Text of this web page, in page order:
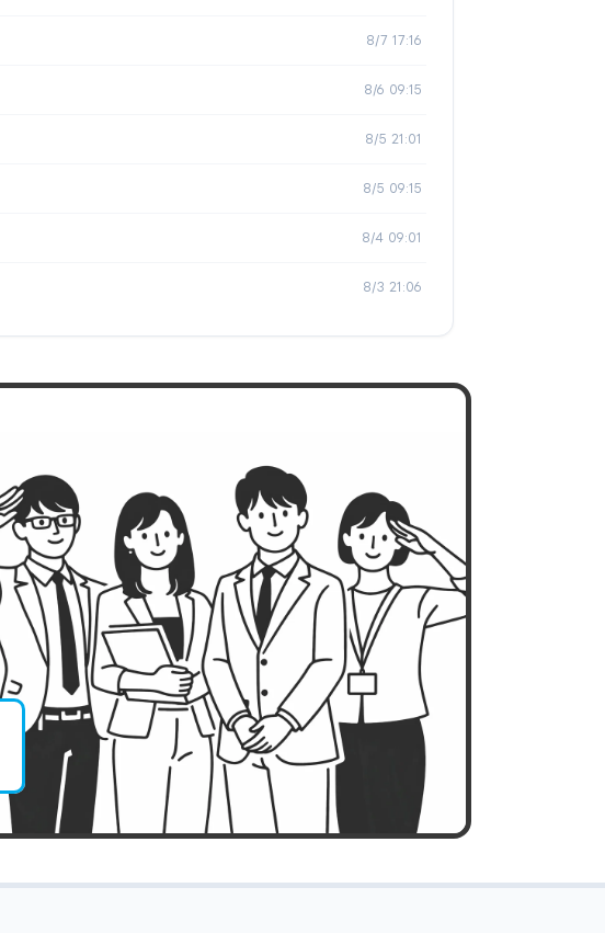
8/7 17:16
8/6 09:15
8/5 21:01
8/5 09:15
8/4 09:01
8/3 21:06